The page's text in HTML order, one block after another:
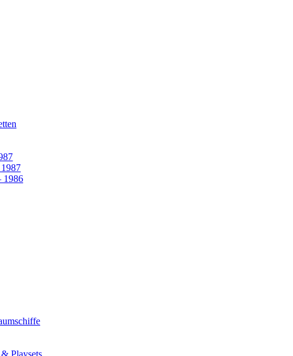
1986
Playsets